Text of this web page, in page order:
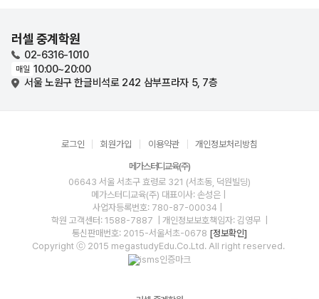
러셀 중계학원
02-6316-1010
매일 10:00~20:00
서울 노원구 한글비석로 242 삼부프라자 5, 7층
로그인 회원가입 이용약관 개인정보처리방침
메가스터디교육(주)
06643 서울 서초구 효령로 321 (서초동, 덕원빌딩)
메가스터디교육(주) 대표이사: 손성은 |
사업자등록번호: 780-87-00034
학원 고객센터: 1588-7887
| 개인정보보호책임자: 김영무
통신판매번호: 2015-서울서초-0678 [정보확인]
Copyright ⓒ 2015 megastudyEdu.Co.Ltd. All right reserved.